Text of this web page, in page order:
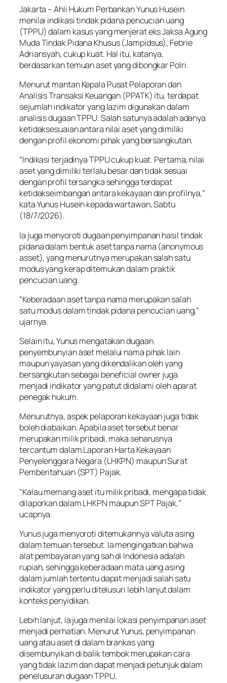
Jakarta – Ahli Hukum Perbankan Yunus Husein
menilai indikasi tindak pidana pencucian uang
(TPPU) dalam kasus yang menjerat eks Jaksa Agung
Muda Tindak Pidana Khusus (Jampidsus), Febrie
Adriansyah, cukup kuat. Hal itu, katanya,
berdasarkan temuan aset yang dibongkar Polri.
Menurut mantan Kepala Pusat Pelaporan dan
Analisis Transaksi Keuangan (PPATK) itu, terdapat
sejumlah indikator yang lazim digunakan dalam
analisis dugaan TPPU. Salah satunya adalah adanya
ketidaksesuaian antara nilai aset yang dimiliki
dengan profil ekonomi pihak yang bersangkutan.
“Indikasi terjadinya TPPU cukup kuat. Pertama, nilai
aset yang dimiliki terlalu besar dan tidak sesuai
dengan profil tersangka sehingga terdapat
ketidakseimbangan antara kekayaan dan profilnya,”
kata Yunus Husein kepada wartawan, Sabtu
(18/7/2026).
Ia juga menyoroti dugaan penyimpanan hasil tindak
pidana dalam bentuk aset tanpa nama (anonymous
asset), yang menurutnya merupakan salah satu
modus yang kerap ditemukan dalam praktik
pencucian uang.
“Keberadaan aset tanpa nama merupakan salah
satu modus dalam tindak pidana pencucian uang,”
ujarnya.
Selain itu, Yunus mengatakan dugaan
penyembunyian aset melalui nama pihak lain
maupun yayasan yang dikendalikan oleh yang
bersangkutan sebagai beneficial owner juga
menjadi indikator yang patut didalami oleh aparat
penegak hukum.
Menurutnya, aspek pelaporan kekayaan juga tidak
boleh diabaikan. Apabila aset tersebut benar
merupakan milik pribadi, maka seharusnya
tercantum dalam Laporan Harta Kekayaan
Penyelenggara Negara (LHKPN) maupun Surat
Pemberitahuan (SPT) Pajak.
“Kalau memang aset itu milik pribadi, mengapa tidak
dilaporkan dalam LHKPN maupun SPT Pajak,”
ucapnya.
Yunus juga menyoroti ditemukannya valuta asing
dalam temuan tersebut. Ia mengingatkan bahwa
alat pembayaran yang sah di Indonesia adalah
rupiah, sehingga keberadaan mata uang asing
dalam jumlah tertentu dapat menjadi salah satu
indikator yang perlu ditelusuri lebih lanjut dalam
konteks penyidikan.
Lebih lanjut, ia juga menilai lokasi penyimpanan aset
menjadi perhatian. Menurut Yunus, penyimpanan
uang atau aset di dalam brankas yang
disembunyikan di balik tembok merupakan cara
yang tidak lazim dan dapat menjadi petunjuk dalam
penelusuran dugaan TPPU.